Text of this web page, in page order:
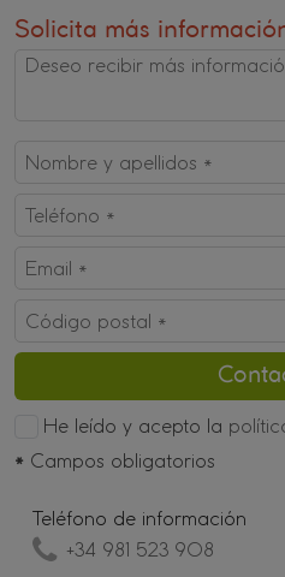
Solicita más
He leído y acepto la
* Campos obligatorios
Teléfono de información
+34 981 523 908